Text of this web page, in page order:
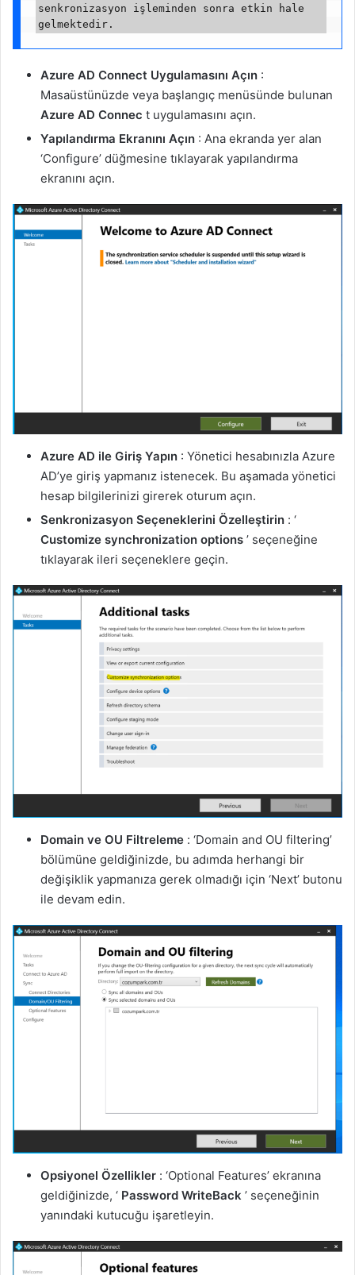
senkronizasyon işleminden sonra etkin hale
Azure AD Connect Uygulamasını Açın :
Masaüstünüzde veya başlangıç menüsünde bulunan
Azure AD Connec t uygulamasını açın.
Yapılandırma Ekranını Açın : Ana ekranda yer alan
‘Configure’ düğmesine tıklayarak yapılandırma
ekranını açın.
Azure AD ile Giriş Yapın : Yönetici hesabınızla Azure
AD’ye giriş yapmanız istenecek. Bu aşamada yönetici
hesap bilgilerinizi girerek oturum açın.
Senkronizasyon Seçeneklerini Özelleştirin : ‘
Customize synchronization options ’ seçeneğine
tıklayarak ileri seçeneklere geçin.
Domain ve OU Filtreleme : ‘Domain and OU filtering’
bölümüne geldiğinizde, bu adımda herhangi bir
değişiklik yapmanıza gerek olmadığı için ‘Next’ butonu
ile devam edin.
Opsiyonel Özellikler : ‘Optional Features’ ekranına
geldiğinizde, ‘ Password WriteBack ’ seçeneğinin
yanındaki kutucuğu işaretleyin.